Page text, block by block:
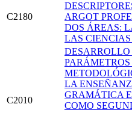
C2180
ARGOT
DOS ÁREAS:
LAS
C2010
DESARROLLO
LA
GRAMÁTICA
COMO